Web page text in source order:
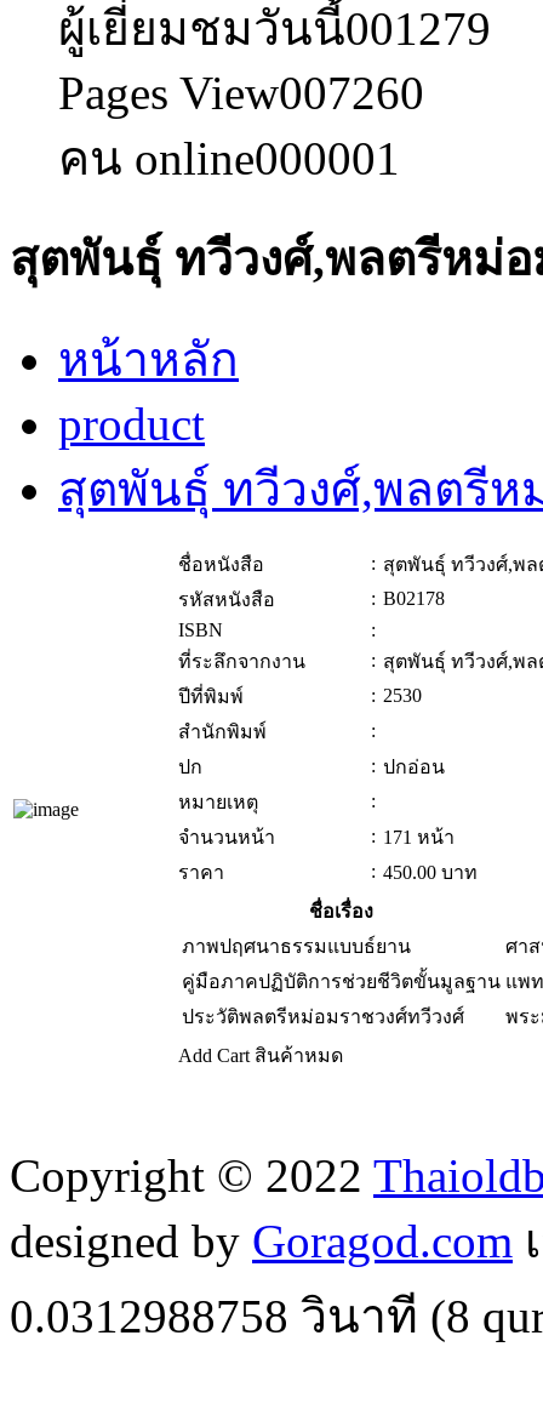
ผู้เยี่ยมชมวันนี้001279
Pages View007260
คน online000001
สุตพันธุ์ ทวีวงศ์,พลตรีหม่อ
หน้าหลัก
product
สุตพันธุ์ ทวีวงศ์,พลตรีห
ชื่อหนังสือ : สุตพันธุ์ ทวีวงศ์,พ
รหัสหนังสือ
: B02178
ISBN
:
ที่ระลึกจากงาน
: สุตพันธุ์ ทวีวงศ์,พ
ปีที่พิมพ์
: 2530
สำนักพิมพ์
:
ปก
: ปกอ่อน
หมายเหตุ
:
จำนวนหน้า
: 171 หน้า
ราคา
: 450.00 บาท
ชื่อเรื่อง
ภาพปฤศนาธรรมแบบธ์ยาน
ศา
คู่มือภาคปฏิบัติการช่วยชีวิตขั้นมูลฐาน แพ
ประวัติพลตรีหม่อมราชวงศ์ทวีวงศ์
พร
Add Cart สินค้าหมด
Copyright © 2022
designed by Goragod.com
0.0312988758 วินาที (8